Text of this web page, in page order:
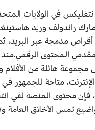
في الولايات
يد مارك راندولف وريد
أقراص مدمجة عبر
هائلة من الأفلام
الإنترنت، متاحة للجمهور
فإن محتوى المنصة لقي
تمس الأخلاق العامة